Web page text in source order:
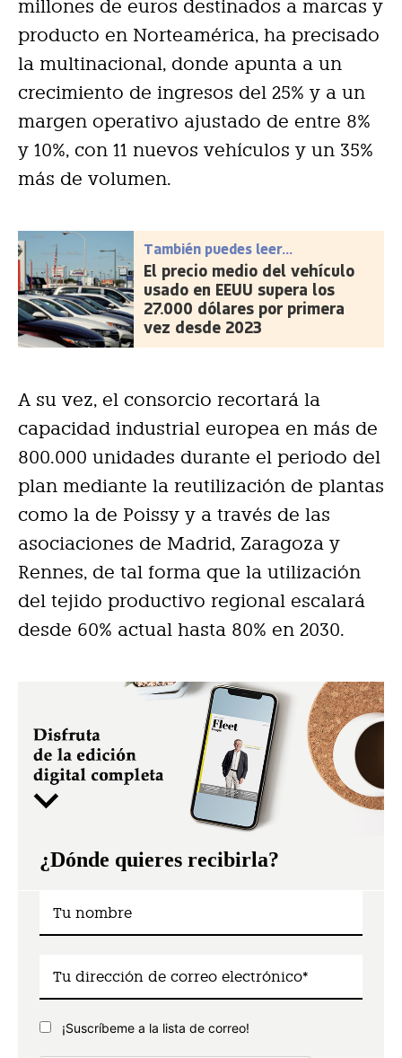
millones de euros destinados a marcas y
producto en Norteamérica, ha precisado
la multinacional, donde apunta a un
crecimiento de ingresos del 25% y a un
margen operativo ajustado de entre 8%
y 10%, con 11 nuevos vehículos y un 35%
más de volumen.
También puedes leer...
El precio medio del vehículo
usado en EEUU supera los
27.000 dólares por primera
vez desde 2023
A su vez, el consorcio recortará la
capacidad industrial europea en más de
800.000 unidades durante el periodo del
plan mediante la reutilización de plantas
como la de Poissy y a través de las
asociaciones de Madrid, Zaragoza y
Rennes, de tal forma que la utilización
del tejido productivo regional escalará
desde 60% actual hasta 80% en 2030.
¿Dónde quieres recibirla?
¡Suscríbeme a la lista de correo!